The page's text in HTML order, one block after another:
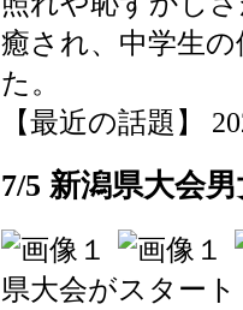
癒され、中学生
た。
【最近の話題】
7/5 新潟県大会
県大会がスター